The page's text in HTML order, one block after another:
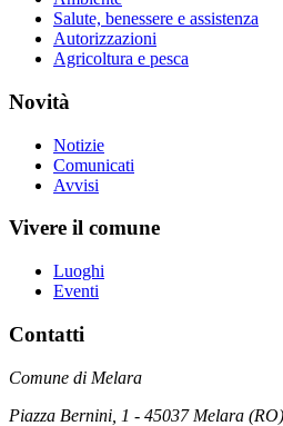
Salute, benessere e assistenza
Autorizzazioni
Agricoltura e pesca
Novità
Notizie
Comunicati
Avvisi
Vivere il comune
Luoghi
Eventi
Contatti
Comune di Melara
Piazza Bernini, 1 - 45037 Melara (RO)